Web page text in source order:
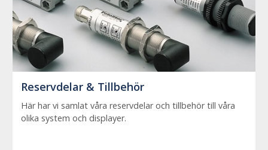
Reservdelar & Tillbehör
Här har vi samlat våra reservdelar och tillbehör till våra
olika system och displayer.